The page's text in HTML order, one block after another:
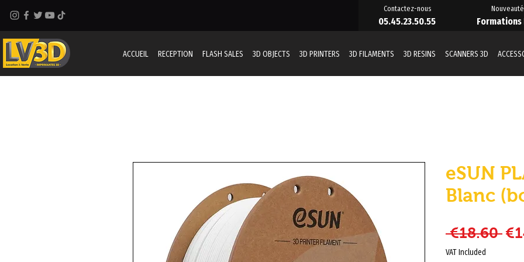
05.45.23.50.55
Contactez-nous
Formations
ACCUEIL RECEPTION FLASH SALES 3D OBJECTS 3D PRINTERS 3D FILAMENTS 3D RESINS SCANNERS 3D
eSUN
Blanc
€18.60
VAT Included